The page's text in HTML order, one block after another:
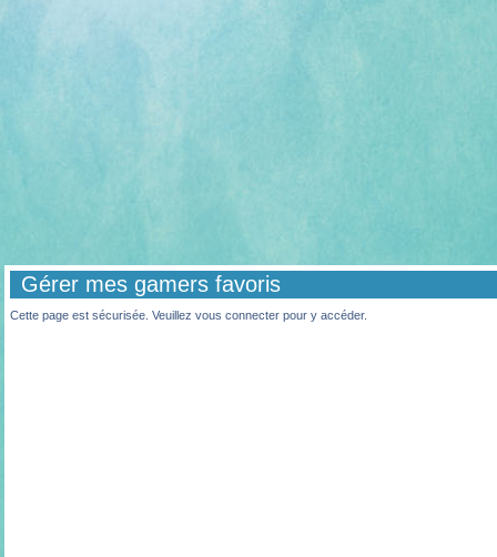
Gérer mes gamers favoris
Cette page est sécurisée. Veuillez vous connecter pour y accéder.